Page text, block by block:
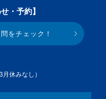
・予約】
をチェック！
休みなし）